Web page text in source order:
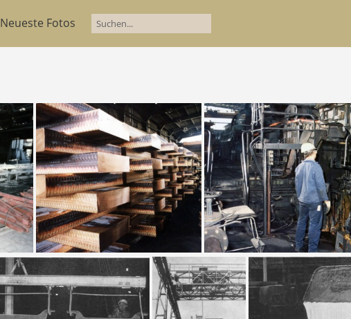
Neueste Fotos
Kupferhütte - M2-Walzplatten DGW Gießrad